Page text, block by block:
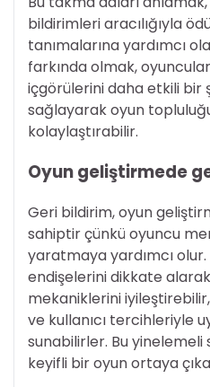
bildirimleri aracılığıyla
tanımalarına yardımcı
farkında olmak,
içgörülerini daha etkili bir
sağlayarak oyun
kolaylaştırabilir.
Oyun geliştirmede
Geri bildirim, oyun
sahiptir çünkü oyuncu
yaratmaya yardımcı
endişelerini dikkate
mekaniklerini
ve kullanıcı tercihleriyle
sunabilirler. Bu yinelemeli
keyifli bir oyun ortaya